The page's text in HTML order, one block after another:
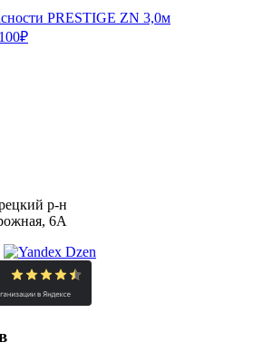
PRESTIGE ZN 3,0м
₽
р-н
6А